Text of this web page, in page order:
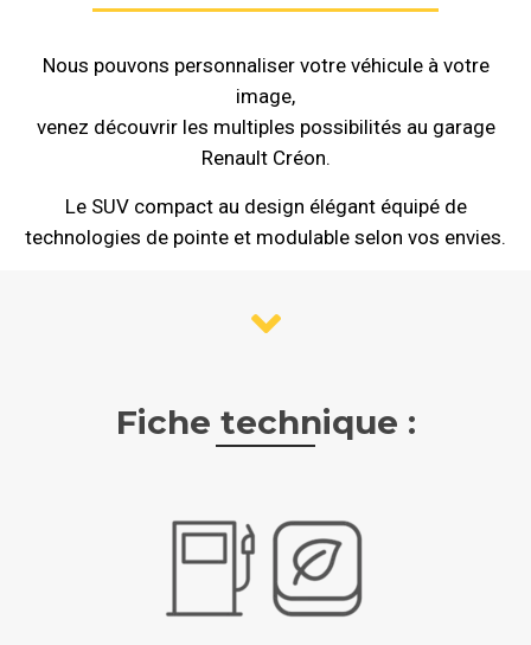
Nous pouvons personnaliser votre véhicule à votre
image,
venez découvrir les multiples possibilités au garage
Renault Créon.
Le SUV compact au design élégant équipé de
technologies de pointe et modulable selon vos envies.
Fiche technique :